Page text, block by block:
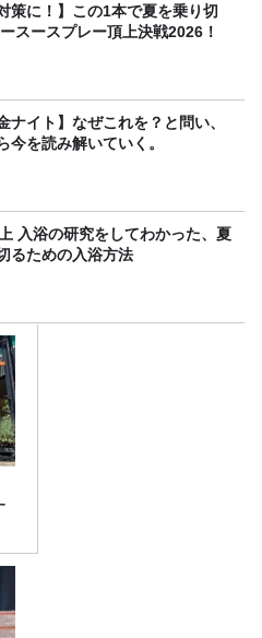
策に！】この1本で夏を乗り切
スースプレー頂上決戦2026！
ナイト】なぜこれを？と問い、
今を読み解いていく。
入浴の研究をしてわかった、夏
るための入浴方法